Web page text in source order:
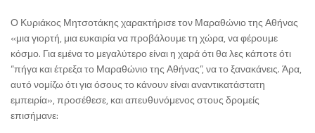
Ο Κυριάκος Μητσοτάκης χαρακτήρισε τον Μαραθώνιο της Αθήνας
«μια γιορτή, μια ευκαιρία να προβάλουμε τη χώρα, να φέρουμε
κόσμο. Για εμένα το μεγαλύτερο είναι η χαρά ότι θα λες κάποτε ότι
“πήγα και έτρεξα το Μαραθώνιο της Αθήνας”, να το ξανακάνεις. Άρα,
αυτό νομίζω ότι για όσους το κάνουν είναι αναντικατάστατη
εμπειρία», προσέθεσε, και απευθυνόμενος στους δρομείς
επισήμανε: